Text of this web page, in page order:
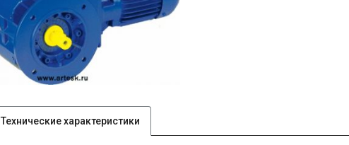
Технические характеристики